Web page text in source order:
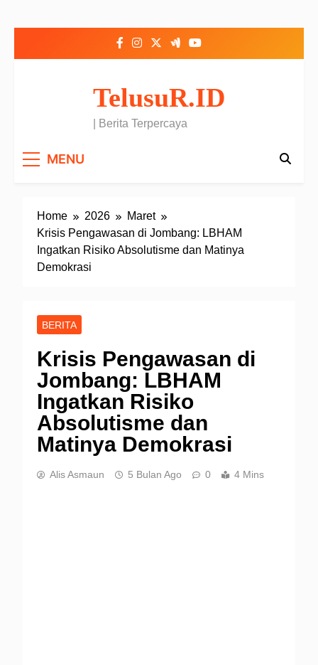
TelusuR.ID
| Berita Terpercaya
MENU
Home 2026
Maret
Krisis Pengawasan di Jombang: LBHAM
Ingatkan Risiko Absolutisme dan Matinya
Demokrasi
BERITA
Krisis Pengawasan di
Jombang: LBHAM
Ingatkan Risiko
Absolutisme dan
Matinya Demokrasi
Alis Asmaun 5 Bulan Ago 0 4 Mins